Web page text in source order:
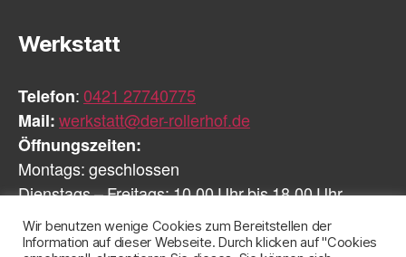
Werkstatt
Telefon: 0421 27740775
Mail: werkstatt@der-rollerhof.de
Öffnungszeiten:
Montags: geschlossen
Dienstags – Freitags: 10.00 Uhr bis 18.00 Uhr
Samstags: geschlossen
Wir benutzen wenige Cookies zum Bereitstellen der
Information auf dieser Webseite. Durch klicken auf "Cookies